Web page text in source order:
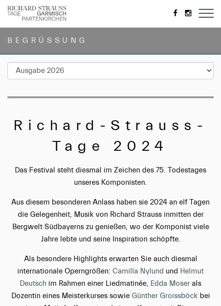
https://de-
https://
BEGRÜSSUNG
Richard-Strauss-
Tage 2024
Das Festival steht diesmal im Zeichen des 75. Todestages
unseres Komponisten.
Aus diesem besonderen Anlass haben sie 2024 an elf Tagen
die Gelegenheit, Musik von Richard Strauss inmitten der
Bergwelt Südbayerns zu genießen, wo der Komponist viele
Jahre lebte und seine Inspiration schöpfte.
Als besondere Highlights erwarten Sie auch diesmal
internationale Operngrößen: Camilla Nylund und Helmut
Deutsch im Rahmen einer Liedmatinée, Edda Moser als
Dozentin eines Meisterkurses sowie Günther Groissböckbei